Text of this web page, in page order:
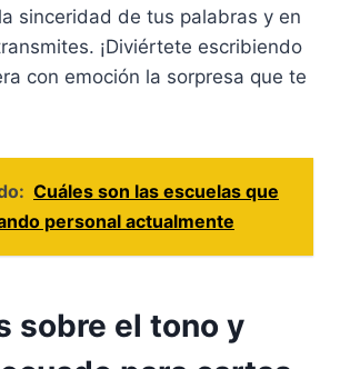
sinceridad de tus palabras y en
¡Diviértete escribiendo
con emoción la sorpresa que te
Cuáles son las escuelas que
personal actualmente
sobre el tono y